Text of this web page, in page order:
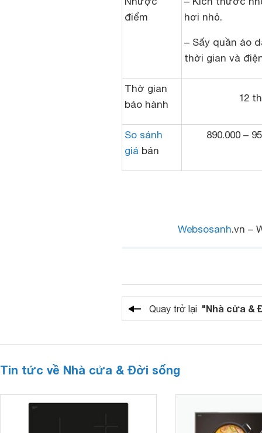
điểm
hơi nhỏ.
– Sấy quần áo
thời gian và
Thờ gian
bảo hành
12
So sánh
giá bán
890.000 –
Websosanh.vn –
Quay trở lại "Nhà cửa &
Tin tức về Nhà cửa & Đời sống